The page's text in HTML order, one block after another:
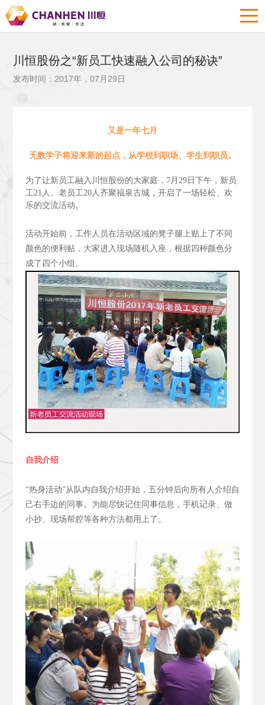
川恒股份之“新员工快速融入公司的秘诀”
发布时间：2017年，07月29日
又是一年七月
无数学子将迎来新的起点，从学校到职场、学生到职员。
为了让新员工融入川恒股份的大家庭，7月29日下午，新员
工21人、老员工20人齐聚福泉古城，开启了一场轻松、欢
乐的交流活动。
活动开始前，工作人员在活动区域的凳子腿上贴上了不同
颜色的便利贴，大家进入现场随机入座，根据四种颜色分
成了四个小组。
自我介绍
“热身活动”从队内自我介绍开始，五分钟后向所有人介绍自
己右手边的同事。为能尽快记住同事信息，手机记录、做
小抄、现场帮腔等各种方法都用上了。